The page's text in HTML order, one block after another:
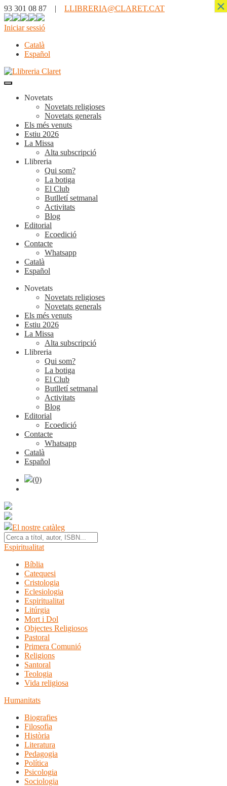
93 301 08 87 | LLIBRERIA@CLARET.CAT
Iniciar sessió
Català
Español
Novetats
Novetats religioses
Novetats generals
Els més venuts
Estiu 2026
La Missa
Alta subscripció
Llibreria
Qui som?
La botiga
El Club
Butlletí setmanal
Activitats
Blog
Editorial
Ecoedició
Contacte
Whatsapp
Català
Español
Novetats
Novetats religioses
Novetats generals
Els més venuts
Estiu 2026
La Missa
Alta subscripció
Llibreria
Qui som?
La botiga
El Club
Butlletí setmanal
Activitats
Blog
Editorial
Ecoedició
Contacte
Whatsapp
Català
Español
(0)
El nostre catàleg
Espiritualitat
Bíblia
Catequesi
Cristologia
Eclesiologia
Espiritualitat
Litúrgia
Mort i Dol
Objectes Religiosos
Pastoral
Primera Comunió
Religions
Santoral
Teologia
Vida religiosa
Humanitats
Biografies
Filosofia
Història
Literatura
Pedagogia
Política
Psicologia
Sociologia
×